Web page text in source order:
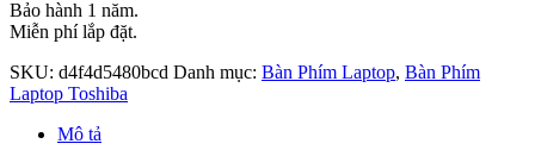
Bảo hành 1 năm.
Miễn phí lắp đặt.
SKU: d4f4d5480bcd Danh mục: Bàn Phím Laptop, Bàn Phím
Laptop Toshiba
Mô tả